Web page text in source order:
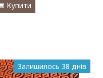
Купити
Залишилось 38 днів